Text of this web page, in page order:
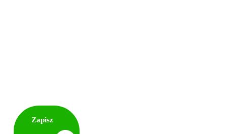
Zapisz